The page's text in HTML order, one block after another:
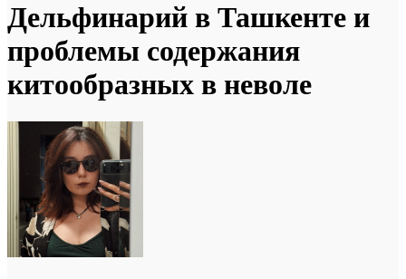
Дельфинарий в Ташкенте и
проблемы содержания
китообразных в неволе